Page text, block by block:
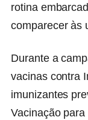
rotina
comparecer às
Durante a
vacinas contra
imunizantes
Vacinação